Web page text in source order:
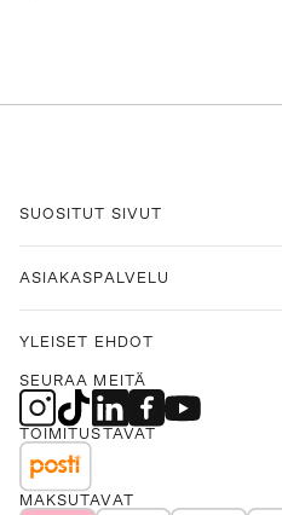
SUOSITUT SIVUT
ASIAKASPALVELU
YLEISET EHDOT
SEURAA MEITÄ
TOIMITUSTAVAT
MAKSUTAVAT